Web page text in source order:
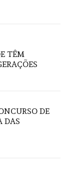
TÊM
DE
DAS